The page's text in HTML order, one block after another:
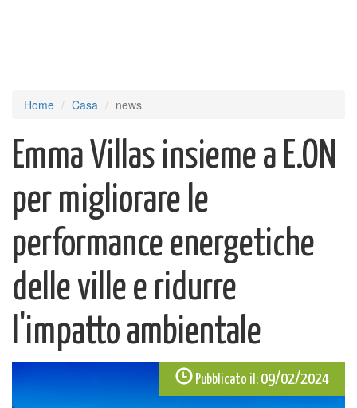
Home Casa news
Emma Villas insieme a E.ON
per migliorare le
performance energetiche
delle ville e ridurre
l'impatto ambientale
Pubblicato il: 09/02/2024